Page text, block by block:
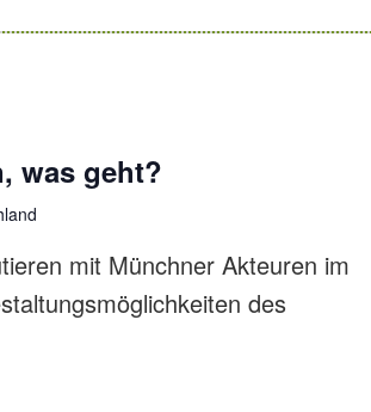
was geht?
mit Münchner Akteuren im
des